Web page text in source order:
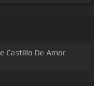
Castillo De Amor